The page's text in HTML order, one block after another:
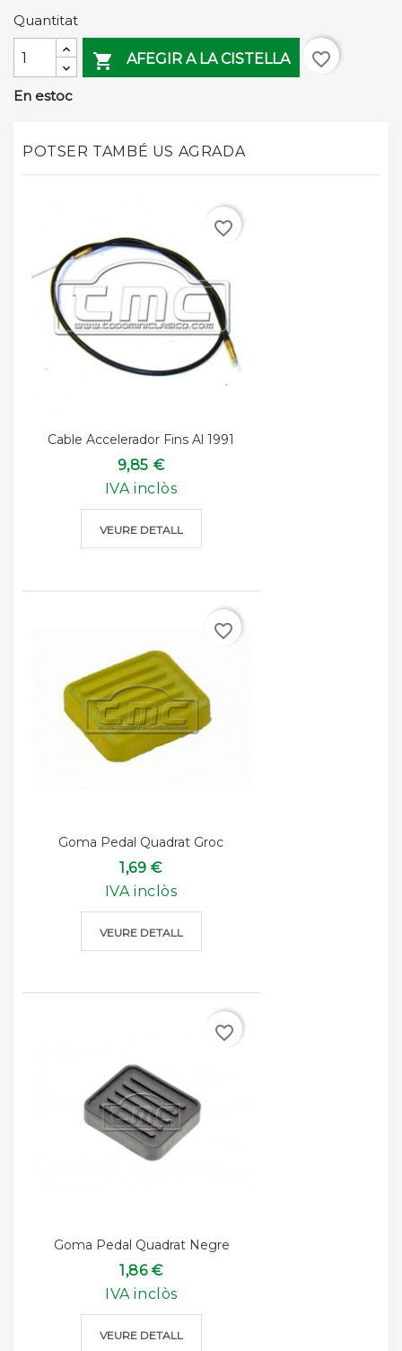
Quantitat
 AFEGIR A LA CISTELLA favorite_border
En estoc
POTSER TAMBÉ US AGRADA
Cable Accelerador Fins Al 1991
9,85 €
IVA inclòs
VEURE DETALL
favorite_border
Goma Pedal Quadrat Groc
1,69 €
IVA inclòs
VEURE DETALL
favorite_border
Goma Pedal Quadrat Negre
1,86 €
IVA inclòs
VEURE DETALL
favorite_border